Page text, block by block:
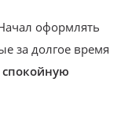
оформлять
за долгое время
спокойную